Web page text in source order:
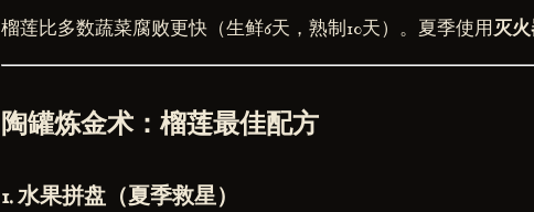
榴莲比多数蔬菜腐败更快（生鲜6天，熟制10天）。夏季使用灭
陶罐炼金术：榴莲最佳配方
1. 水果拼盘（夏季救星）